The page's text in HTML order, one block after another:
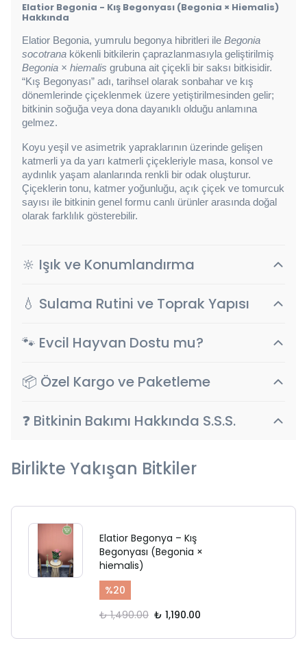
Elatior Begonia - Kış Begonyası (Begonia × Hiemalis)
Hakkında
Elatior Begonia, yumrulu begonya hibritleri ile Begonia
socotrana
Begonia × hiemalis grubuna ait çiçekli bir saksı bitkisidir.
“Kış Begonyası” adı, tarihsel olarak sonbahar ve kış
dönemlerinde çiçeklenmek üzere yetiştirilmesinden gelir;
bitkinin soğuğa veya dona dayanıklı olduğu anlamına
gelmez.
Koyu yeşil ve asimetrik yapraklarının üzerinde gelişen
katmerli ya da yarı katmerli çiçekleriyle masa, konsol ve
aydınlık yaşam alanlarında renkli bir odak oluşturur.
Çiçeklerin tonu, katmer yoğunluğu, açık çiçek ve tomurcuk
sayısı ile bitkinin genel formu canlı ürünler arasında doğal
olarak farklılık gösterebilir.
🔆 Işık ve Konumlandırma
💧 Sulama Rutini ve Toprak Yapısı
🐾 Evcil Hayvan Dostu mu?
📦 Özel Kargo ve Paketleme
❓ Bitkinin Bakımı Hakkında S.S.S.
Birlikte Yakışan Bitkiler
Elatior Begonya – Kış
Begonyası (Begonia ×
hiemalis)
%20
₺ 1,490.00 ₺ 1,190.00